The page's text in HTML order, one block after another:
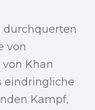
durchquerten
von
Khan
eindringliche
Kampf,